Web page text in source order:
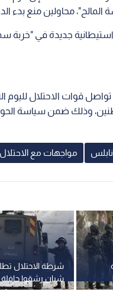
المالح"، محاولين منع بدء
جديدة في "خربة
قوات الاحتلال لليوم
نابلس مواجهات مع الاحتلال
شرطة الاحتلال
شبان رشقوا حافلة
واعتقال أحدهم